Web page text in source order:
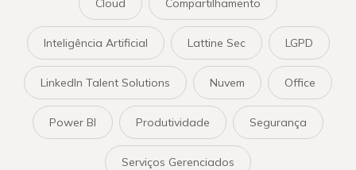
Cloud Compartilhamento
Inteligência Artificial Lattine Sec LGPD
LinkedIn Talent Solutions Nuvem Office
Power BI Produtividade Segurança
Serviços Gerenciados